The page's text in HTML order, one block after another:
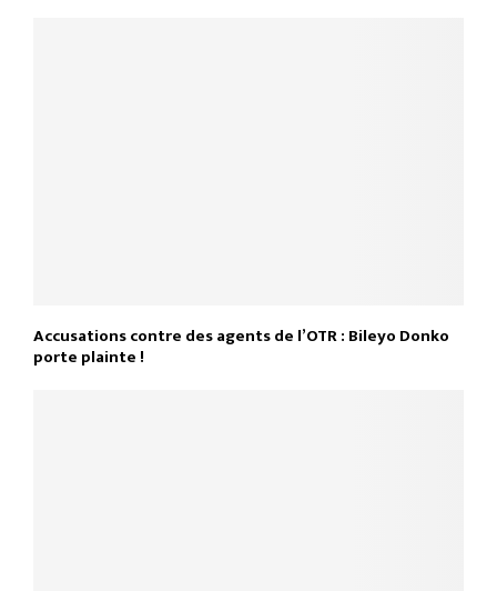
Accusations contre des agents de l’OTR : Bileyo Donko
porte plainte !